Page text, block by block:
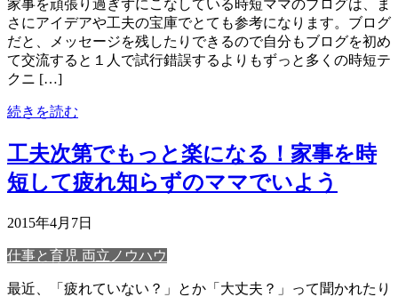
家事を頑張り過ぎずにこなしている時短ママのブログは、ま
さにアイデアや工夫の宝庫でとても参考になります。ブログ
だと、メッセージを残したりできるので自分もブログを初め
て交流すると１人で試行錯誤するよりもずっと多くの時短テ
クニ […]
続きを読む
工夫次第でもっと楽になる！家事を時
短して疲れ知らずのママでいよう
2015年4月7日
仕事と育児 両立ノウハウ
最近、「疲れていない？」とか「大丈夫？」って聞かれたり